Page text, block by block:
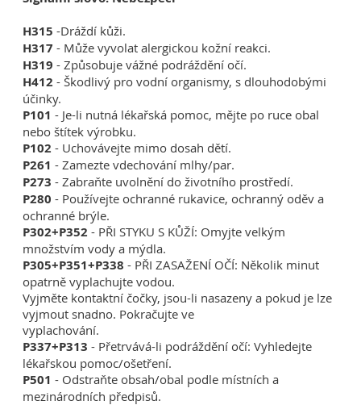
H315-Dráždí kůži.
H317 - Může vyvolat alergickou kožní reakci.
H319 - Způsobuje vážné podráždění očí.
H412 - Škodlivý pro vodní organismy, s dlouhodobými
účinky.
P101 - Je-li nutná lékařská pomoc, mějte po ruce obal
nebo štítek výrobku.
P102 - Uchovávejte mimo dosah dětí.
P261 - Zamezte vdechování mlhy/par.
P273 - Zabraňte uvolnění do životního prostředí.
P280 - Používejte ochranné rukavice, ochranný oděv a
ochranné brýle.
P302+P352 - PŘI STYKU S KŮŽÍ: Omyjte velkým
množstvím vody a mýdla.
P305+P351+P338 - PŘI ZASAŽENÍ OČÍ: Několik minut
opatrně vyplachujte vodou.
Vyjměte kontaktní čočky, jsou-li nasazeny a pokud je lze
vyjmout snadno. Pokračujte ve
vyplachování.
P337+P313 - Přetrvává-li podráždění očí: Vyhledejte
lékařskou pomoc/ošetření.
P501 - Odstraňte obsah/obal podle místních a
mezinárodních předpisů.